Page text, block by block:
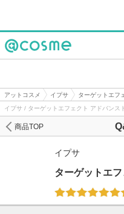
アットコスメ イプサ ターゲットエフ
イプサ / ターゲットエフェクト アドバンス
商品TOP
イプサ
ターゲットエ